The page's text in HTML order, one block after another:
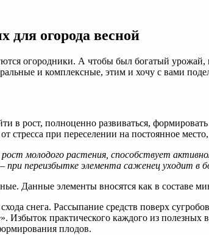
для огорода весной
огородники. А чтобы был богатый
и комплексные, этим и хочу с вами
в рост, полноценно развиваться,
стресса при переселении на постоянное
молодого растения, способствует
переизбытке элемента саженец уходит в
Данные элементы вносятся как в составе
снега. Рассыпание средств поверх
практического каждого из полезных
плодов.